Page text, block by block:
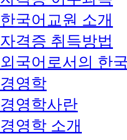
한국어교원 소개
자격증 취득방법
외국어로서의 한
경영학
경영학사란
경영학 소개